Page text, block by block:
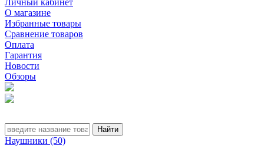
Личный кабинет
О магазине
Избранные товары
Сравнение товаров
Оплата
Гарантия
Новости
Обзоры
Наушники (50)